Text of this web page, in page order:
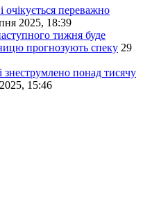
переважно
2025, 18:39
тижня буде
прогнозують спеку 29
понад тисячу
15:46